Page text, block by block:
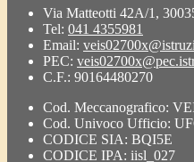
Via Matteotti 42A/1,
Tel: 041 4355981
Email:
PEC:
C.F.: 90164480270
Cod. Meccanografico:
Cod. Univoco Ufficio:
CODICE SIA: BQI5E
CODICE IPA: iisl_027